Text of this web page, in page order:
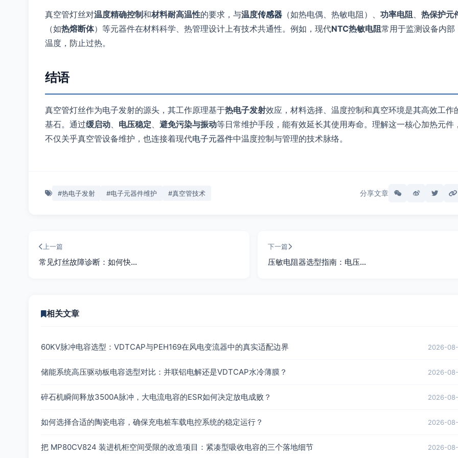
真空管灯丝对温度精确控制和材料耐高温性的要求，与温度传感器 （如热电偶、热敏电阻）、 功率电阻、 热保护元
（如热熔断体）等元器件在材料科学、热管理设计上有技术共通性。例如，现代NTC热敏电阻常用于监测设备内部
温度，防止过热。
结语
真空管灯丝作为电子发射的源头，其工作原理基于热电子发射效应，材料选择、温度控制和真空环境是其高效工作
基石。通过缓启动、 电压稳定、 避免污染与振动等日常维护手段，能有效延长其使用寿命。理解这一核心加热元件，
不仅关乎真空管设备维护，也连接着现代电子元器件中温度控制与管理的技术脉络。
#热电子发射 #电子元器件维护 #真空管技术 分享文章
上一篇
常见灯丝故障诊断：如何快…
下一篇
压敏电阻器选型指南：电压…
相关文章
60KV脉冲电容选型：VDTCAP与PEH169在风电变流器中的真实适配边界 2026-
储能系统高压驱动板电容选型对比：并联铝电解还是VDTCAP水冷薄膜？ 2026-
碎石机瞬间释放3500A脉冲，大电流电容的ESR如何决定放电成败？ 2026-
如何选择合适的陶瓷电容，确保充电桩车载电控系统的稳定运行？ 2026-
把 MP80CV824 装进机柜空间受限的改造项目：紧凑型吸收电容的三个落地细节 2026-